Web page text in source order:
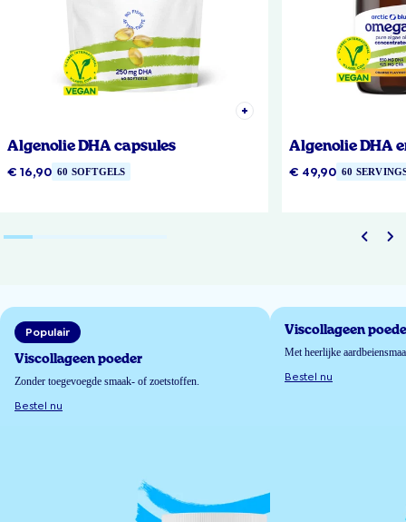
Algenolie DHA capsules
€ 16,90 60 SOFTGELS
Algenolie DHA
€ 49,90 60
Populair
Viscollageen poeder
Zonder toegevoegde smaak- of zoetstoffen.
Bestel nu
Viscollageen
Met heerlijke
Bestel nu